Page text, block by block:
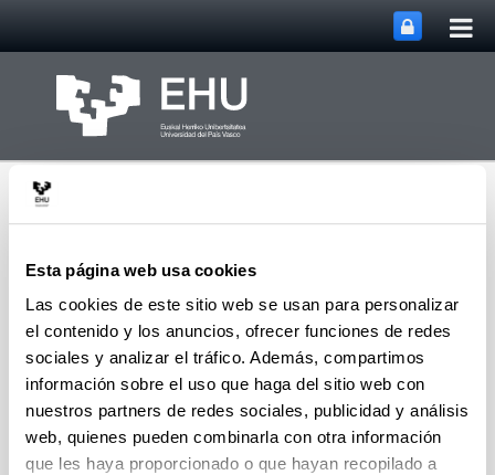
Esta página web usa cookies
Las cookies de este sitio web se usan para personalizar
el contenido y los anuncios, ofrecer funciones de redes
sociales y analizar el tráfico. Además, compartimos
información sobre el uso que haga del sitio web con
nuestros partners de redes sociales, publicidad y análisis
web, quienes pueden combinarla con otra información
que les haya proporcionado o que hayan recopilado a
Grupo de Investigación
QUALIKER
MenúAbrir/cerrar
Publicaciones: 2021